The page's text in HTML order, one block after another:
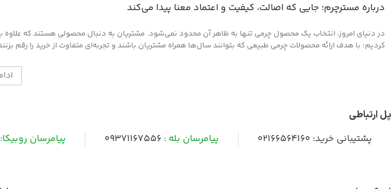
درباره مسترچرم؛ جایی که اصالت، کیفیت و اعتماد معنا پیدا می‌کند
در دنیای امروز، انتخاب یک محصول چرمی تنها به ظاهر آن محدود نمی‌شود. مشتریان به دنبال محصولی هستند که علاوه
کردیم؛ با هدف ارائه محصولات چرمی طبیعی که بتوانند سال‌ها همراه مشتریان باشند و تجربه‌ای متفاوت از خرید را رقم
پل ارتباطی
پشتیبانی خرید: 02166564160 پیامرسان بله : 09371167556 پیامرسان روبیکا: Mr_charm@